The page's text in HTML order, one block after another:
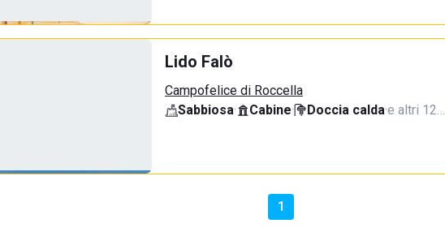
Lido Falò
Campofelice di Roccella
Sabbiosa· Cabine· Doccia calda·e altri 12…
1